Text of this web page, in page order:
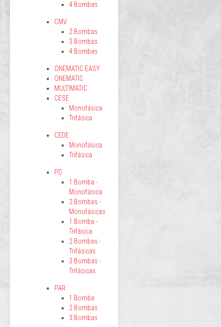
4 Bombas
CMV
2 Bombas
3 Bombas
4 Bombas
ONEMATIC EASY
ONEMATIC
MULTIMATIC
CESE
Monofásica
Trifásica
CEDE
Monofásica
Trifásica
PD
1 Bomba -
Monofásica
2 Bombas -
Monofásicas
1 Bomba -
Trifásica
2 Bombas -
Trifásicas
3 Bombas -
Trifásicas
PAR
1 Bomba
2 Bombas
3 Bombas